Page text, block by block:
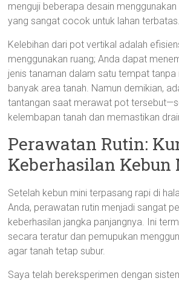
menguji beberapa desain
yang sangat cocok untuk lahan terbatas.
Kelebihan dari pot vertikal adalah
menggunakan ruang; Anda dapat
jenis tanaman dalam satu tempat tanpa
banyak area tanah. Namun demikian,
tantangan saat merawat pot
kelembapan tanah dan memastikan
Perawatan Rutin:
Keberhasilan Kebun
Setelah kebun mini terpasang rapi di
Anda, perawatan rutin menjadi sangat
keberhasilan jangka panjangnya. Ini
secara teratur dan pemupukan
agar tanah tetap subur.
Saya telah bereksperimen dengan